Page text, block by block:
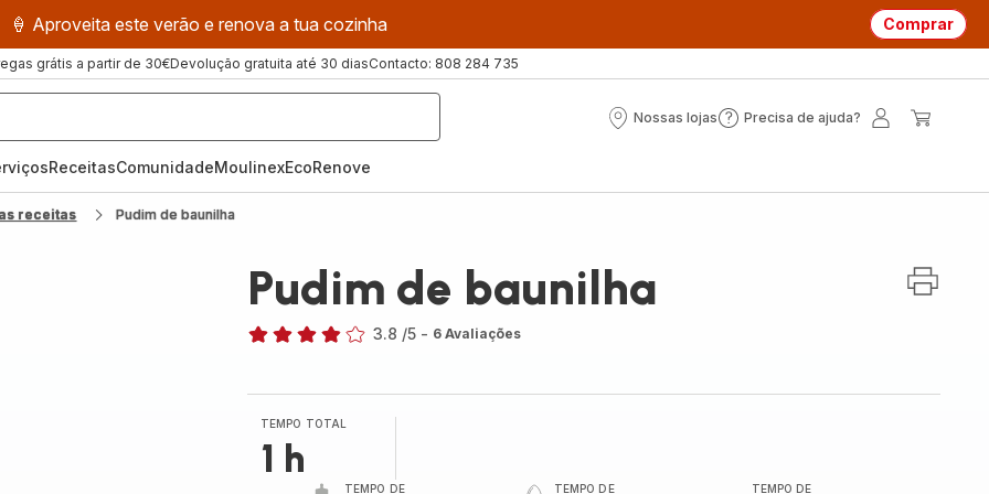
🍦 Aproveita este verão e renova a tua cozinha Comprar
grátis a partir de 30€Devolução gratuita até 30 diasContacto: 808 284 735
Nossas lojas
Nossas
Precisa de ajuda?
Precisa
ReceitasComunidadeMoulinexEcoRenove
receitas Pudim de baunilha
Pudim de baunilha
3.8 /5 - 6 Avaliações
TEMPO TOTAL
1 h
TEMPO DE
TEMPO DE
TEMPO DE